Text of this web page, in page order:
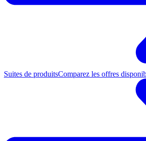
Suites de produitsComparez les offres